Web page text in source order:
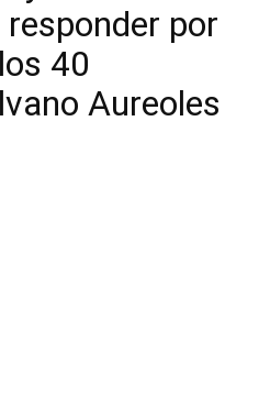
por
40
Aureoles